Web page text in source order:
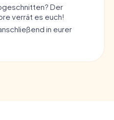
Der
verrät es euch!
in eurer